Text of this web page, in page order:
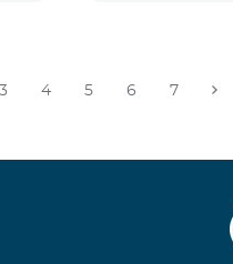
3 4 5 6 7